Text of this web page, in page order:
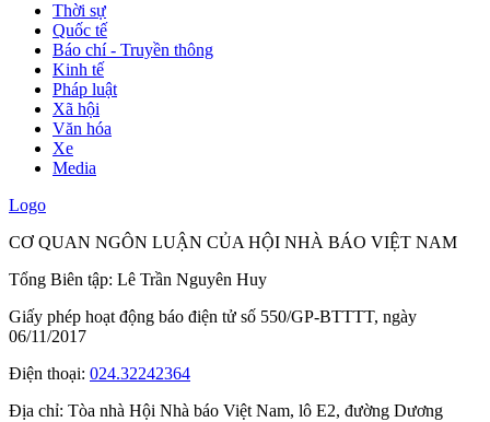
Thời sự
Quốc tế
Báo chí - Truyền thông
Kinh tế
Pháp luật
Xã hội
Văn hóa
Xe
Media
Logo
CƠ QUAN NGÔN LUẬN CỦA HỘI NHÀ BÁO VIỆT NAM
Tổng Biên tập: Lê Trần Nguyên Huy
Giấy phép hoạt động báo điện tử số 550/GP-BTTTT, ngày
06/11/2017
Điện thoại: 024.32242364
Địa chỉ: Tòa nhà Hội Nhà báo Việt Nam, lô E2, đường Dương